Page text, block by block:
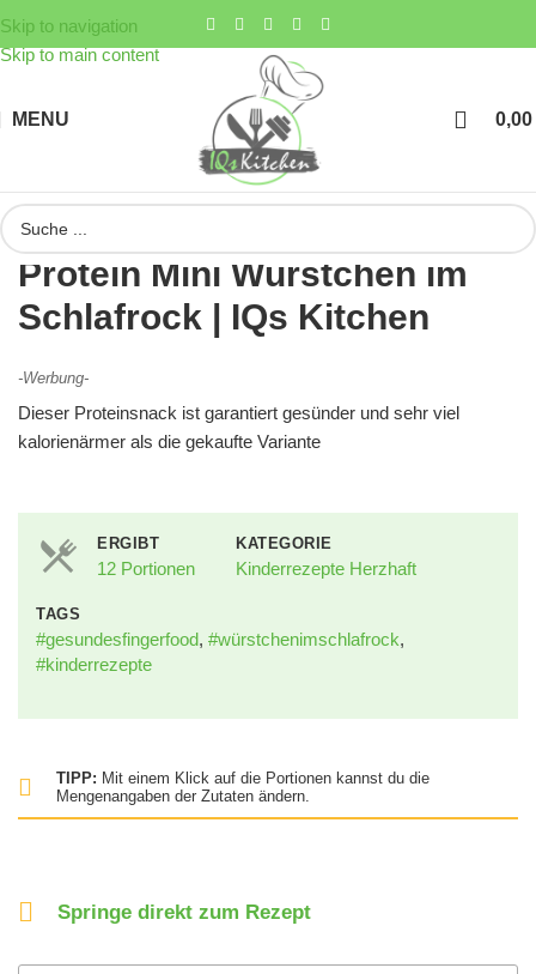
Skip to navigation
Skip to main content
MENU 0,00
Protein Mini Würstchen im
Schlafrock | IQs Kitchen
-Werbung-
Dieser Proteinsnack ist garantiert gesünder und sehr viel
kalorienärmer als die gekaufte Variante
ERGIBT
12 Portionen
KATEGORIE
Kinderrezepte Herzhaft
TAGS
#gesundesfingerfood, #würstchenimschlafrock,
#kinderrezepte
TIPP: Mit einem Klick auf die Portionen kannst du die
Mengenangaben der Zutaten ändern.
Springe direkt zum Rezept